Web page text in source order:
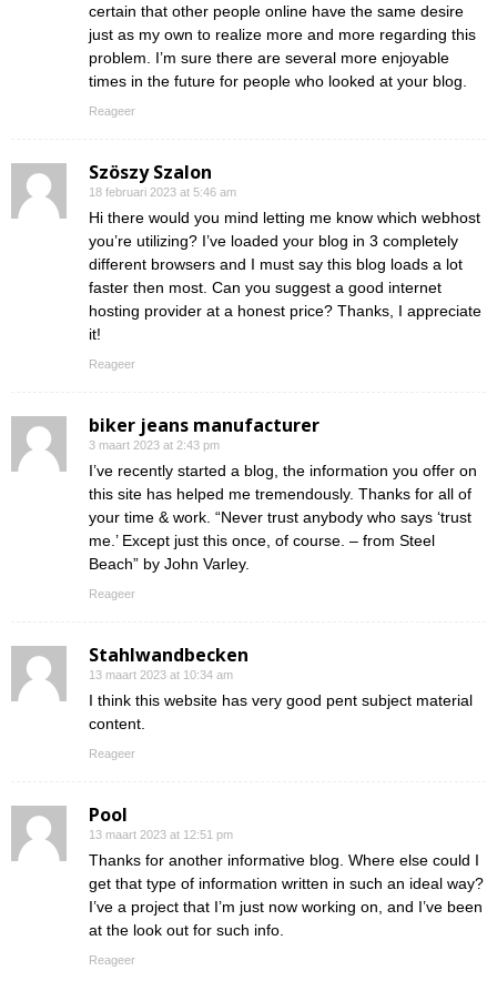
certain that other people online have the same desire
just as my own to realize more and more regarding this
problem. I’m sure there are several more enjoyable
times in the future for people who looked at your blog.
Reageer
Szöszy Szalon
18 februari 2023 at 5:46 am
Hi there would you mind letting me know which webhost
you’re utilizing? I’ve loaded your blog in 3 completely
different browsers and I must say this blog loads a lot
faster then most. Can you suggest a good internet
hosting provider at a honest price? Thanks, I appreciate
it!
Reageer
biker jeans manufacturer
3 maart 2023 at 2:43 pm
I’ve recently started a blog, the information you offer on
this site has helped me tremendously. Thanks for all of
your time & work. “Never trust anybody who says ‘trust
me.’ Except just this once, of course. – from Steel
Beach” by John Varley.
Reageer
Stahlwandbecken
13 maart 2023 at 10:34 am
I think this website has very good pent subject material
content.
Reageer
Pool
13 maart 2023 at 12:51 pm
Thanks for another informative blog. Where else could I
get that type of information written in such an ideal way?
I’ve a project that I’m just now working on, and I’ve been
at the look out for such info.
Reageer